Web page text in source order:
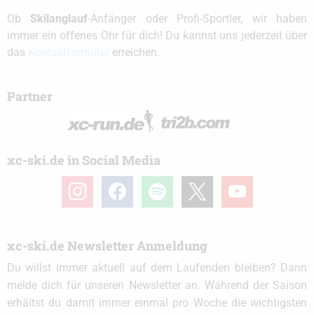
Ob Skilanglauf-Anfänger oder Profi-Sportler, wir haben
immer ein offenes Ohr für dich! Du kannst uns jederzeit über
das
erreichen.
Partner
xc-ski.de in Social Media
instagramfacebook spotify youtube
xc-ski.de Newsletter Anmeldung
Du willst immer aktuell auf dem Laufenden bleiben? Dann
melde dich für unseren Newsletter an. Während der Saison
erhältst du damit immer einmal pro Woche die wichtigsten